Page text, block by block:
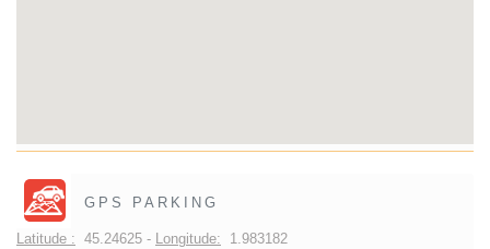
GPS PARKING
Latitude : 45.24625 - Longitude: 1.983182